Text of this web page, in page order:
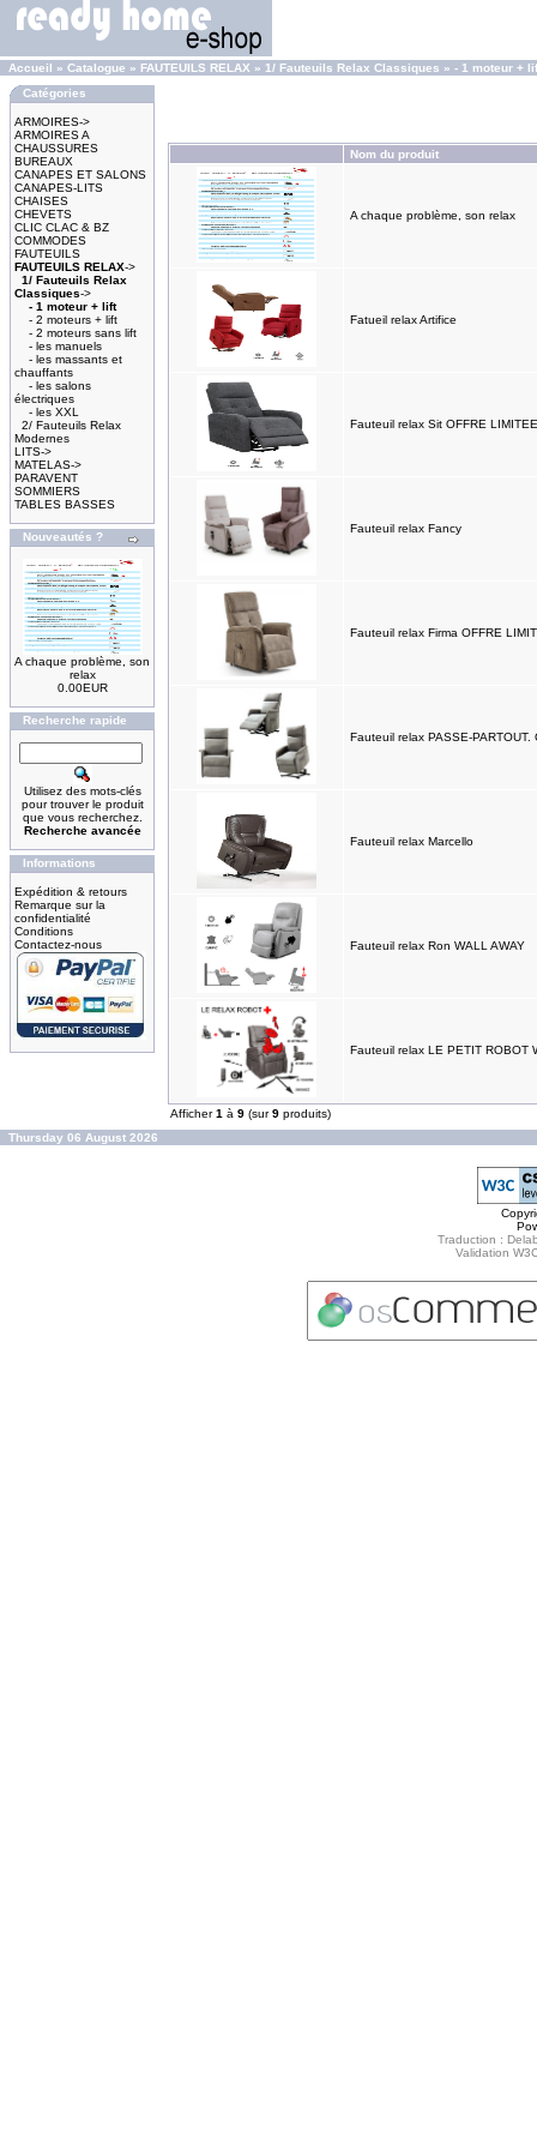
Accueil » Catalogue » FAUTEUILS RELAX » 1/ Fauteuils Relax Classiques » - 1 moteur +
Catégories
ARMOIRES->
ARMOIRES A
CHAUSSURES
BUREAUX
CANAPES ET SALONS
CANAPES-LITS
CHAISES
CHEVETS
CLIC CLAC & BZ
COMMODES
FAUTEUILS
FAUTEUILS RELAX->
1/ Fauteuils Relax
Classiques->
- 1 moteur + lift
- 2 moteurs + lift
- 2 moteurs sans lift
- les manuels
- les massants et
chauffants
- les salons
électriques
- les XXL
2/ Fauteuils Relax
Modernes
LITS->
MATELAS->
PARAVENT
SOMMIERS
TABLES BASSES
Nouveautés ?
A chaque problème, son
relax
0.00EUR
Recherche rapide
Utilisez des mots-clés
pour trouver le produit
que vous recherchez.
Recherche avancée
Informations
Expédition & retours
Remarque sur la
confidentialité
Conditions
Contactez-nous
Nom du produit
A chaque problème, son relax
Fatueil relax Artifice
Fauteuil relax Sit OFFRE LIMITEE
Fauteuil relax Fancy
Fauteuil relax Firma OFFRE
Fauteuil relax PASSE-PARTOUT.
Fauteuil relax Marcello
Fauteuil relax Ron WALL AWAY
Fauteuil relax LE PETIT ROBOT
Afficher1 à 9 (sur9 produits)
Thursday 06 August 2026
Traduction :
Validation